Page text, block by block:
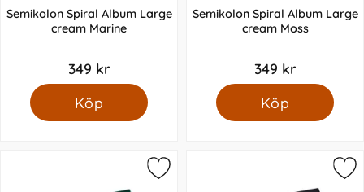
Semikolon Spiral Album Large
cream Marine
349 kr
Köp
Semikolon Spiral Album Large
cream Moss
349 kr
Köp